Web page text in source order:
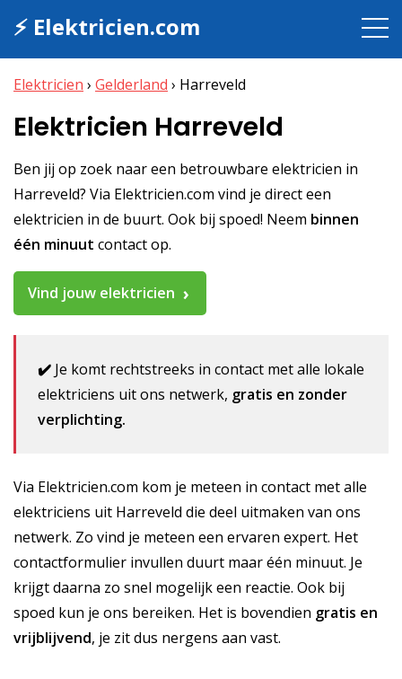
⚡ Elektricien.com
Elektricien › Gelderland › Harreveld
Elektricien Harreveld
Ben jij op zoek naar een betrouwbare elektricien in
Harreveld? Via Elektricien.com vind je direct een
elektricien in de buurt. Ook bij spoed! Neem binnen
één minuut contact op.
Vind jouw elektricien
✔️ Je komt rechtstreeks in contact met alle lokale
elektriciens uit ons netwerk, gratis en zonder
verplichting.
Via Elektricien.com kom je meteen in contact met alle
elektriciens uit Harreveld die deel uitmaken van ons
netwerk. Zo vind je meteen een ervaren expert. Het
contactformulier invullen duurt maar één minuut. Je
krijgt daarna zo snel mogelijk een reactie. Ook bij
spoed kun je ons bereiken. Het is bovendien gratis en
vrijblijvend, je zit dus nergens aan vast.